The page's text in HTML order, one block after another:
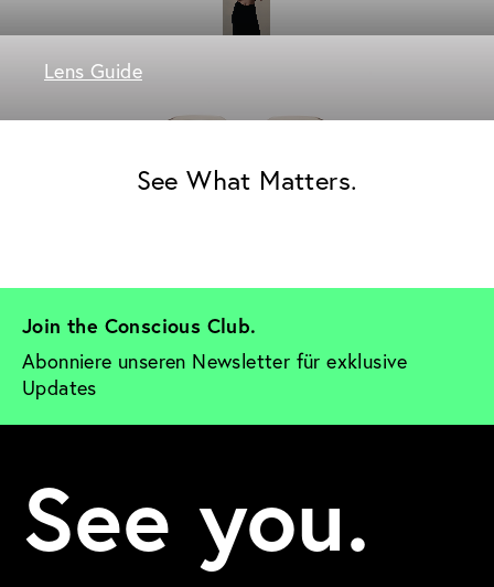
Lens Guide
See What Matters.
Join the Conscious Club.
Abonniere unseren Newsletter für exklusive
Updates
See you.